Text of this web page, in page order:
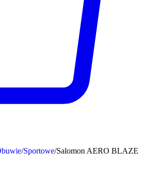
/Sportowe/Salomon AERO BLAZE